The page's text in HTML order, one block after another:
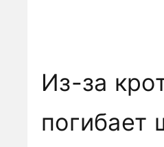
Из-за
погибает